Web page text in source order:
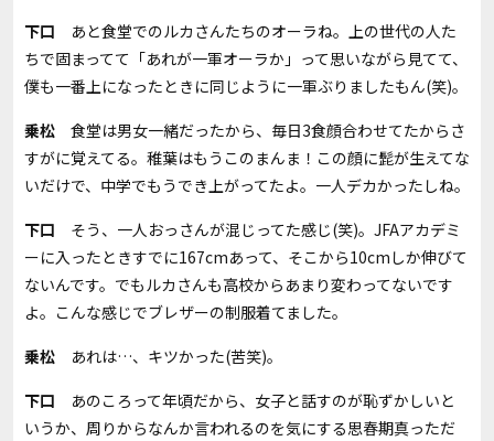
下口 あと食堂でのルカさんたちのオーラね。上の世代の人た
ちで固まってて「あれが一軍オーラか」って思いながら見てて、
僕も一番上になったときに同じように一軍ぶりましたもん(笑)。
乗松 食堂は男女一緒だったから、毎日3食顔合わせてたからさ
すがに覚えてる。稚葉はもうこのまんま！この顔に髭が生えてな
いだけで、中学でもうでき上がってたよ。一人デカかったしね。
下口 そう、一人おっさんが混じってた感じ(笑)。 JFAアカデミ
ーに入ったときすでに167cmあって、そこから10cm しか伸びて
ないんです。でもルカさんも高校からあまり変わってないです
よ。こんな感じでブレザーの制服着てました。
乗松 あれは…、キツかった(苦笑)。
下口 あのころって年頃だから、女子と話すのが恥ずかしいと
いうか、周りからなんか言われるのを気にする思春期真っただ